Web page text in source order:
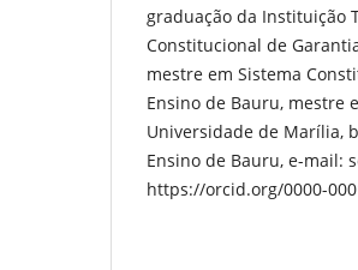
graduação da Instituição
Constitucional de
mestre em Sistema
Ensino de Bauru, mestre
Universidade de Marília,
Ensino de Bauru, e-mail:
https://orcid.org/0000-